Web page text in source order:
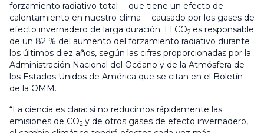
forzamiento radiativo total —que tiene un efecto de
calentamiento en nuestro clima— causado por los gases de
efecto invernadero de larga duración. El CO2 es responsable
de un 82 % del aumento del forzamiento radiativo durante
los últimos diez años, según las cifras proporcionadas por la
Administración Nacional del Océano y de la Atmósfera de
los Estados Unidos de América que se citan en el Boletín
de la OMM.
“La ciencia es clara: si no reducimos rápidamente las
emisiones de CO2y de otros gases de efecto invernadero,